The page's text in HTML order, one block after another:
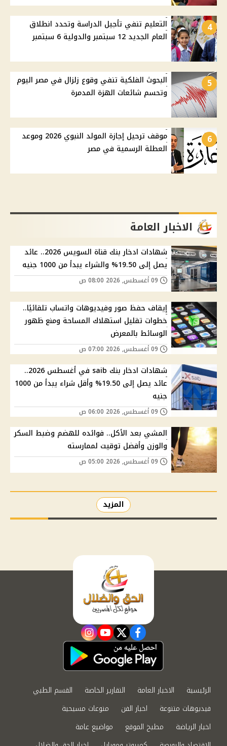
4
التعليم تنفي تأجيل الدراسة وتحدد انطلاق
العام الجديد 12 سبتمبر والدولية 6 سبتمبر
5
البحوث الفلكية تنفي وقوع زلزال في مصر اليوم
وتحسم شائعات الهزة المدمرة
6
موقف ترحيل إجازة المولد النبوي 2026 وموعد
العطلة الرسمية في مصر
الاخبار العامة
شهادات ادخار بنك قناة السويس 2026.. عائد
يصل إلى 19.50% والشراء يبدأ من 1000 جنيه
إيقاف حفظ صور وفيديوهات واتساب تلقائيًا..
خطوات تقليل استهلاك المساحة ومنع ظهور
الوسائط بالمعرض
شهادات ادخار بنك saib في أغسطس 2026..
عائد يصل إلى 19.50% وأقل شراء يبدأ من 1000
جنيه
المشي بعد الأكل.. فوائده للهضم وضبط السكر
والوزن وأفضل توقيت لممارسته
المزيد
facebook
twitter
youtube
instagram
الرئيسية الاخبار العامة التقارير الخاصة
القسم الطبي
فيديوهات متنوعة
اخبار الفن
منوعات مسيحية
اخبار الرياضة
مطبخ الموقع
مواضيع عامة